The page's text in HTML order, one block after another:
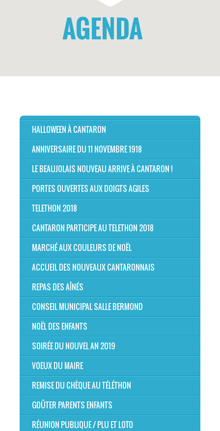
AGENDA
HALLOWEEN À CANTARON
ANNIVERSAIRE DU 11 NOVEMBRE 1918
LE BEAUJOLAIS NOUVEAU ARRIVE À CANTARON !
PORTES OUVERTES AUX DOIGTS AGILES
TELETHON 2018
CANTARON PARTICIPE AU TELETHON 2018
MARCHÉ AUX COULEURS DE NOËL
ACCUEIL DES NOUVEAUX CANTARONNAIS
REPAS DES AÎNÉS
CONSEIL MUNICIPAL SALLE BERMOND
NOËL DES ENFANTS
SOIRÉE DU NOUVEL AN 2019
VOEUX DU MAIRE
REMISE DU CHÈQUE AU TÉLÉTHON
GOÛTER PARENTS ENFANTS
RÉUNION PUBLIQUE / PLU ET LOTO